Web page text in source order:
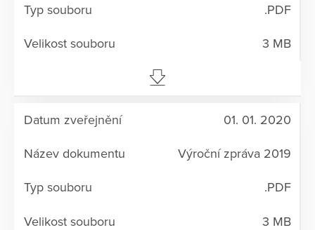
.PDF
3 MB
01. 01. 2020
Výroční zpráva 2019
.PDF
3 MB